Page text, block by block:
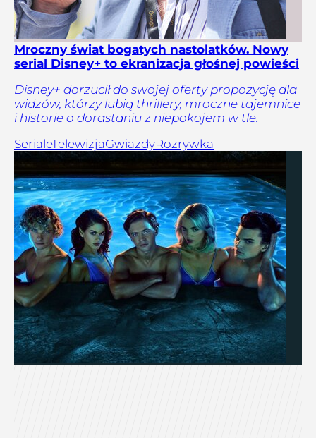
Mroczny świat bogatych nastolatków. Nowy
serial Disney+ to ekranizacja głośnej powieści
Disney+ dorzucił do swojej oferty propozycję dla
widzów, którzy lubią thrillery, mroczne tajemnice
i historie o dorastaniu z niepokojem w tle.
SerialeTelewizjaGwiazdyRozrywka